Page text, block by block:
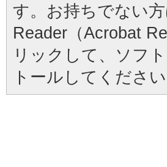
す。お持ちでない
Reader（Acrobat
リックして、ソフ
トールしてください